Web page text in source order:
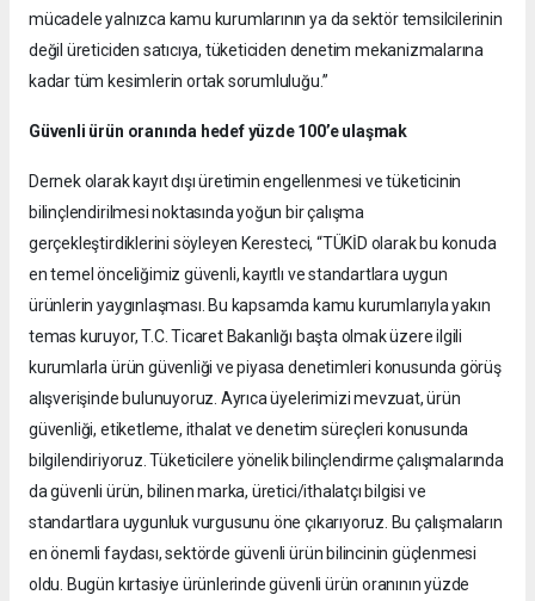
mücadele yalnızca kamu kurumlarının ya da sektör temsilcilerinin
değil üreticiden satıcıya, tüketiciden denetim mekanizmalarına
kadar tüm kesimlerin ortak sorumluluğu.”
Güvenli ürün oranında hedef yüzde 100’e ulaşmak
Dernek olarak kayıt dışı üretimin engellenmesi ve tüketicinin
bilinçlendirilmesi noktasında yoğun bir çalışma
gerçekleştirdiklerini söyleyen Keresteci, “TÜKİD olarak bu konuda
en temel önceliğimiz güvenli, kayıtlı ve standartlara uygun
ürünlerin yaygınlaşması. Bu kapsamda kamu kurumlarıyla yakın
temas kuruyor, T.C. Ticaret Bakanlığı başta olmak üzere ilgili
kurumlarla ürün güvenliği ve piyasa denetimleri konusunda görüş
alışverişinde bulunuyoruz. Ayrıca üyelerimizi mevzuat, ürün
güvenliği, etiketleme, ithalat ve denetim süreçleri konusunda
bilgilendiriyoruz. Tüketicilere yönelik bilinçlendirme çalışmalarında
da güvenli ürün, bilinen marka, üretici/ithalatçı bilgisi ve
standartlara uygunluk vurgusunu öne çıkarıyoruz. Bu çalışmaların
en önemli faydası, sektörde güvenli ürün bilincinin güçlenmesi
oldu. Bugün kırtasiye ürünlerinde güvenli ürün oranının yüzde